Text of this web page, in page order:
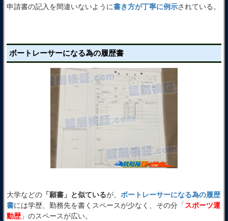
申請書の記入を間違いないように書き方が丁寧に例示されている。
ボートレーサーになる為の履歴書
大学などの 「願書」と似ているが、 ボートレーサーになる為の履歴
書には学歴、勤務先を書くスペースが少なく、その分「 スポーツ運
動歴 」のスペースが広い。